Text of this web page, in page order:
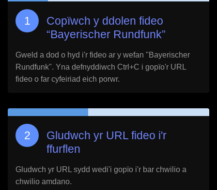
Copïwch y ddolen fideo
“Bayerischer Rundfunk”
Gweld a dod o hyd i'r fideo ar y wefan "Bayerischer
Rundfunk". Yna defnyddiwch Ctrl+C i gopïo'r URL
fideo o far cyfeiriad eich porwr.
Gludwch yr URL fideo i'r
ffurflen
Gludwch yr URL sydd wedi'i gopïo i'r bar chwilio a
chwilio amdano.